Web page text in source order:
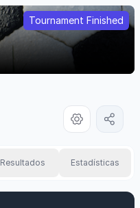
Tournament Finished
Resultados Estadísticas